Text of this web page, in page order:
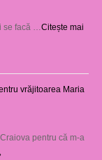
se facă … Citește mai
vrăjitoarea Maria
pentru că m-a